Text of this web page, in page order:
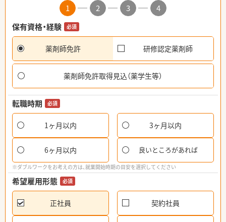
1 2 3
4
保有資格・経験
必須
薬剤師免許 研修認定薬剤師
薬剤師免許取得見込（薬学生等）
転職時期 必須
1ヶ月以内 3ヶ月以内
6ヶ月以内 良いところがあれば
※ダブルワークをお考えの方は、就業開始時期の目安を選択してください
希望雇用形態 必須
正社員 契約社員